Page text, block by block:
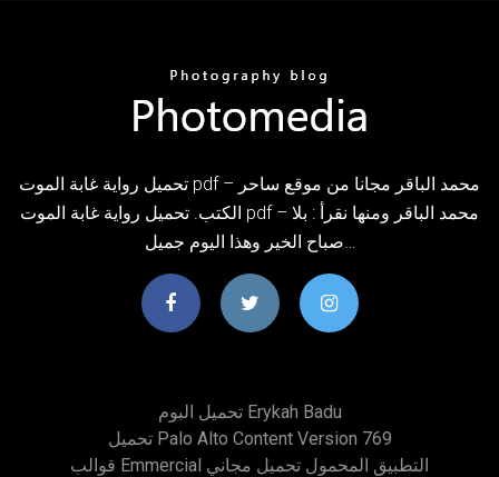
تحميل رواية غابة الموت pdf – محمد الباقر مجانا من موقع ساحر
الكتب. تحميل رواية غابة الموت pdf – محمد الباقر ومنها نقرأ : بلا
تحميل البوم Erykah Badu
تحميل Palo Alto Content Version 769
قوالب Emmercial التطبيق المحمول تحميل مجاني